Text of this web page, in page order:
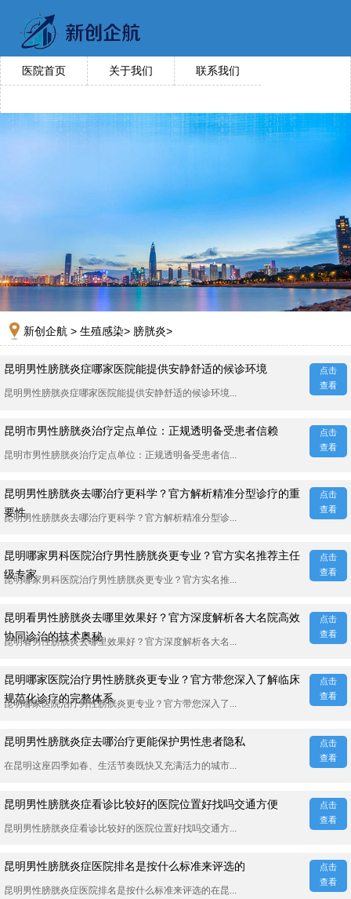
医院首页 关于我们 联系我们
新创企航 > 生殖感染> 膀胱炎>
点击
查看
昆明男性膀胱炎症哪家医院能提供安静舒适的候诊环境
昆明男性膀胱炎症哪家医院能提供安静舒适的候诊环境...
点击
查看
昆明市男性膀胱炎治疗定点单位：正规透明备受患者信赖
昆明市男性膀胱炎治疗定点单位：正规透明备受患者信...
点击
查看
昆明男性膀胱炎去哪治疗更科学？官方解析精准分型诊疗的重
要性
昆明男性膀胱炎去哪治疗更科学？官方解析精准分型诊...
点击
查看
昆明哪家男科医院治疗男性膀胱炎更专业？官方实名推荐主任
级专家
昆明哪家男科医院治疗男性膀胱炎更专业？官方实名推...
点击
查看
昆明看男性膀胱炎去哪里效果好？官方深度解析各大名院高效
协同诊治的技术奥秘
昆明看男性膀胱炎去哪里效果好？官方深度解析各大名...
点击
查看
昆明哪家医院治疗男性膀胱炎更专业？官方带您深入了解临床
规范化诊疗的完整体系
昆明哪家医院治疗男性膀胱炎更专业？官方带您深入了...
点击
查看
昆明男性膀胱炎症去哪治疗更能保护男性患者隐私
在昆明这座四季如春、生活节奏既快又充满活力的城市...
点击
查看
昆明男性膀胱炎症看诊比较好的医院位置好找吗交通方便
昆明男性膀胱炎症看诊比较好的医院位置好找吗交通方...
点击
查看
昆明男性膀胱炎症医院排名是按什么标准来评选的
昆明男性膀胱炎症医院排名是按什么标准来评选的在昆...